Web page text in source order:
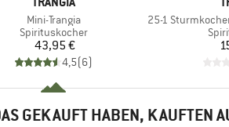
Artikel
Mini-Trangia
Produktgruppe
Spirituskocher
Preis
43,95 €
4,5(6)
Artikel
25-1 Sturmkocher
GEKAUFT HABEN, KAUFTEN